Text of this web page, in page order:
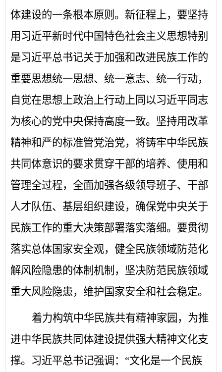
体建设的一条根本原则。新征程上，要坚持
用习近平新时代中国特色社会主义思想特别
是习近平总书记关于加强和改进民族工作的
重要思想统一思想、统一意志、统一行动，
自觉在思想上政治上行动上同以习近平同志
为核心的党中央保持高度一致。坚持用改革
精神和严的标准管党治党，将铸牢中华民族
共同体意识的要求贯穿干部的培养、使用和
管理全过程，全面加强各级领导班子、干部
人才队伍、基层组织建设，确保党中央关于
民族工作的重大决策部署落实落细。要贯彻
落实总体国家安全观，健全民族领域防范化
解风险隐患的体制机制，坚决防范民族领域
重大风险隐患，维护国家安全和社会稳定。
着力构筑中华民族共有精神家园，为推
进中华民族共同体建设提供强大精神文化支
撑。习近平总书记强调： “文化是一个民族